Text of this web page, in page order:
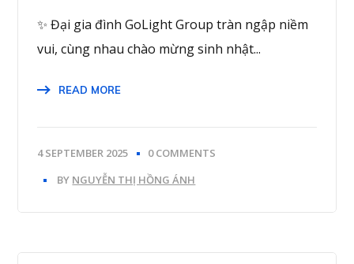
✨ Đại gia đình GoLight Group tràn ngập niềm
vui, cùng nhau chào mừng sinh nhật...
READ MORE
4 SEPTEMBER 2025
0 COMMENTS
BY NGUYỄN THỊ HỒNG ÁNH